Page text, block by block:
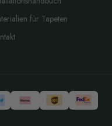
für Tapeten